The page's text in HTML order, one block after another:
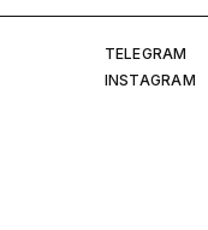
TELEGRAM
INSTAGRAM